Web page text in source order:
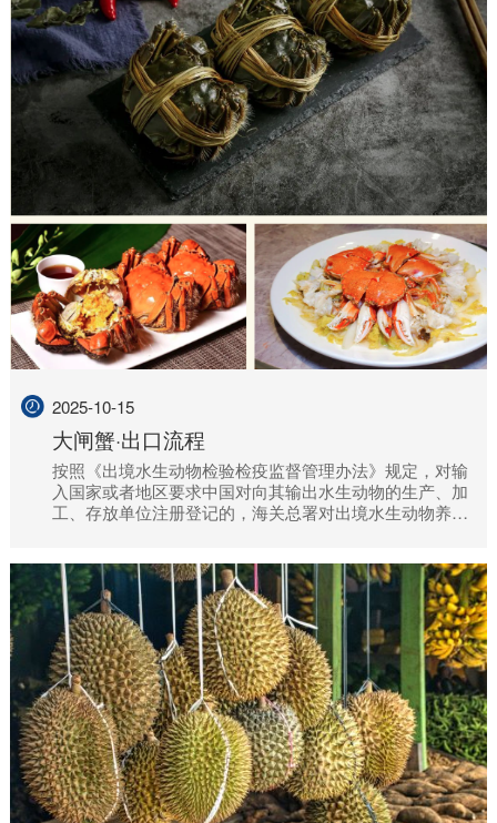
2025-10-15
大闸蟹·出口流程
按照《出境水生动物检验检疫监督管理办法》规定，对输
入国家或者地区要求中国对向其输出水生动物的生产、加
工、存放单位注册登记的，海关总署对出境水生动物养殖